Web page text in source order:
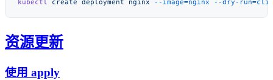
资源更新
使用 apply